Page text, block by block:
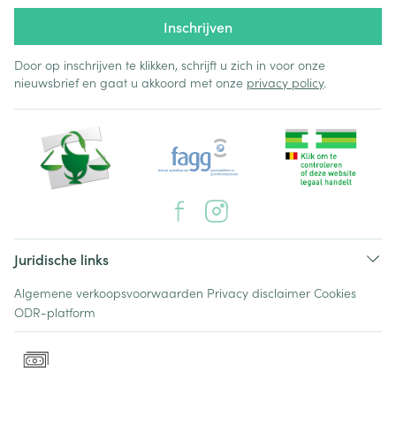
Inschrijven
Door op inschrijven te klikken, schrijft u zich in voor onze
nieuwsbrief en gaat u akkoord met onze privacy policy.
Juridische links
Algemene verkoopsvoorwaarden Privacy disclaimer Cookies
ODR-platform